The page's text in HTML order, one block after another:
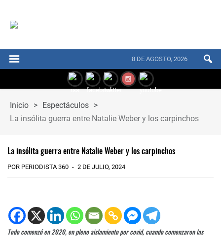
8 DE AGOSTO, 2026
Inicio > Espectáculos >
La insólita guerra entre Natalie Weber y los carpinchos
La insólita guerra entre Natalie Weber y los carpinchos
POR PERIODISTA 360 2 DE JULIO, 2024
Todo comenzó en 2020, en pleno aislamiento por covid, cuando comenzaron las